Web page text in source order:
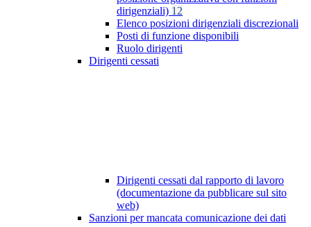
dirigenziali) 12
Elenco posizioni dirigenziali discrezionali
Posti di funzione disponibili
Ruolo dirigenti
Dirigenti cessati
Dirigenti cessati dal rapporto di lavoro
(documentazione da pubblicare sul sito
web)
Sanzioni per mancata comunicazione dei dati